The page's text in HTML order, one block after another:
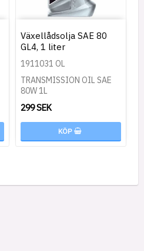
Växellådsolja SAE 80
GL4, 1 liter
1911031 OL
TRANSMISSION OIL SAE
80W 1L
299 SEK
KÖP